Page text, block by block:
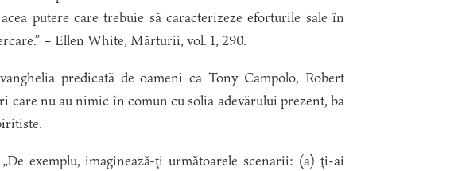
putere care trebuie să caracterizeze eforturile sale în
– Ellen White, Mărturii, vol. 1, 290.
predicată de oameni ca Tony Campolo, Robert
care nu au nimic în comun cu solia adevărului prezent, ba
exemplu, imaginează-ţi următoarele scenarii: (a) ţi-ai